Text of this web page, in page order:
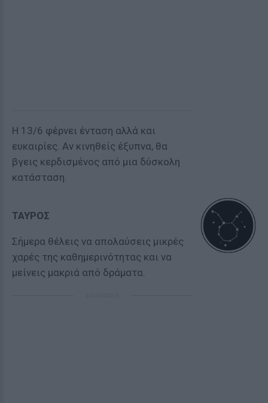
Η 13/6 φέρνει ένταση αλλά και
ευκαιρίες. Αν κινηθείς έξυπνα, θα
βγεις κερδισμένος από μια δύσκολη
κατάσταση.
ΤΑΥΡΟΣ
Σήμερα θέλεις να απολαύσεις μικρές
χαρές της καθημερινότητας και να
μείνεις μακριά από δράματα.